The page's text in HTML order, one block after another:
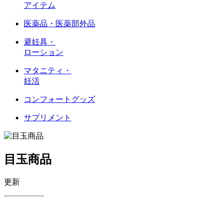
アイテム
医薬品・医薬部外品
避妊具・
ローション
マタニティ・
妊活
コンフォートグッズ
サプリメント
目玉商品
更新